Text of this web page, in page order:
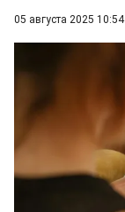
05 августа 2025 10:54